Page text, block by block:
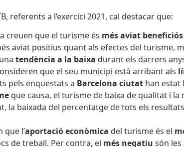
referents a l’exercici 2021, cal destacar que:
creuen que el turisme és més aviat beneficiós
aviat positius quant als efectes del turisme,
tendència a la baixa durant els darrers
que el seu municipi està arribant als
pels enquestats a Barcelona ciutat han estat
que causa, el turisme de baixa de qualitat i
la baixada del percentatge de tots els
que l’aportació econòmica del turisme és el
de treball. Per contra, el més negatiu són les